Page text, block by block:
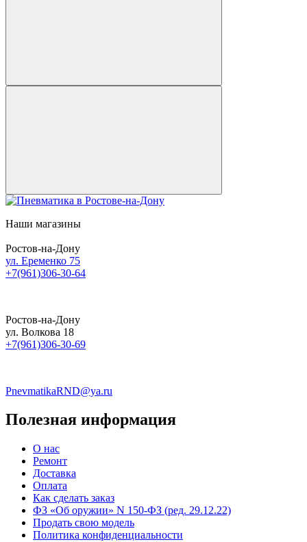
Наши магазины
Ростов-на-Дону
ул. Еременко 75
+7(961)306-30-64
Ростов-на-Дону
ул. Волкова 18
+7(961)306-30-69
PnevmatikaRND@ya.ru
Полезная информация
О нас
Ремонт
Доставка
Оплата
Как сделать заказ
ФЗ «Об оружии» N 150-ФЗ (ред. 29.12.22)
Продать свою модель
Политика конфиденциальности